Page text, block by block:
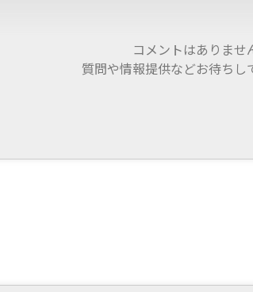
コメントはありませ
質問や情報提供などお待ちし